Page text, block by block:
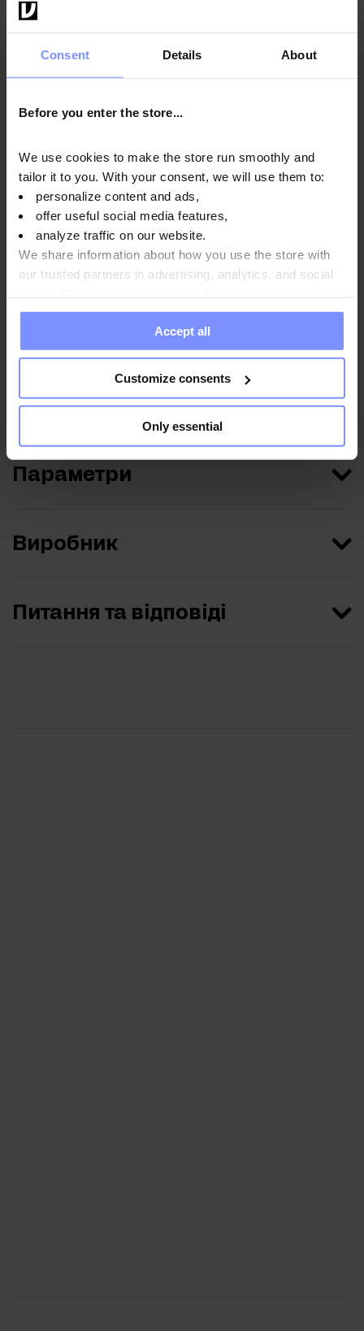
Consent Details About
Before you enter the store...
We use cookies to make the store run smoothly and
tailor it to you. With your consent, we will use them to:
personalize content and ads,
offer useful social media features,
analyze traffic on our website.
We share information about how you use the store with
our trusted partners in advertising, analytics, and social
information you have provided to them or that they have
collected when you use their services. Do you agree?
Accept all
Customize consents
Only essential
Лабораторно підтверджена
якість
перевіряємо продукцію в незалежній акредитованій
безпечність.
OstroVit 100% арахісовий крем - Мікробіологічні
дослідження 19.08.2025
Спосіб використання
Харчова цінність
Параметри
Виробник
Питання та відповіді